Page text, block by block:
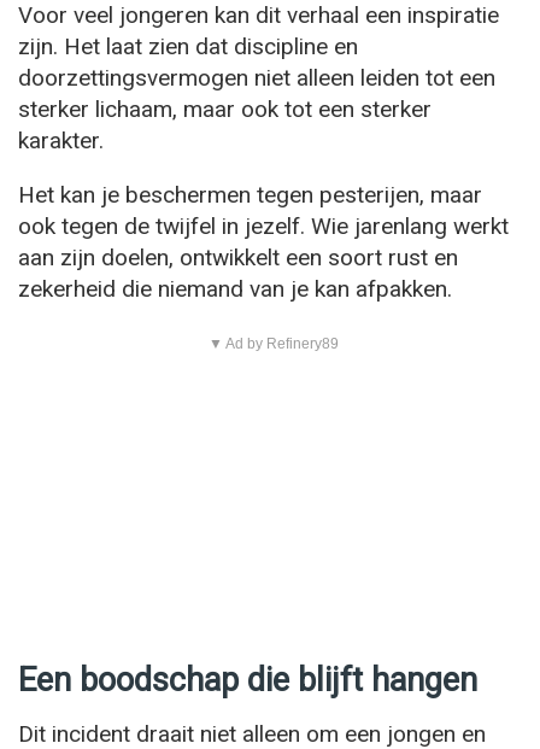
Voor veel jongeren kan dit verhaal een inspiratie
zijn. Het laat zien dat discipline en
doorzettingsvermogen niet alleen leiden tot een
sterker lichaam, maar ook tot een sterker
karakter.
Het kan je beschermen tegen pesterijen, maar
ook tegen de twijfel in jezelf. Wie jarenlang werkt
aan zijn doelen, ontwikkelt een soort rust en
zekerheid die niemand van je kan afpakken.
▼ Ad by Refinery89
Een boodschap die blijft hangen
Dit incident draait niet alleen om een jongen en